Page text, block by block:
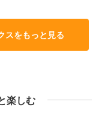
スをもっと見る
楽しむ